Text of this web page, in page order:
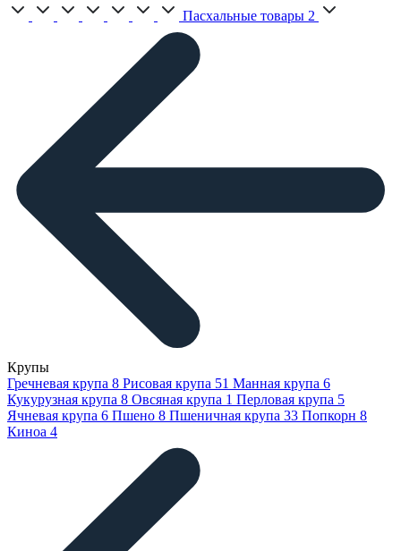
Пасхальные товары 2
Крупы
Гречневая крупа 8 Рисовая крупа 51 Манная крупа 6
Кукурузная крупа 8 Овсяная крупа 1 Перловая крупа 5
Ячневая крупа 6 Пшено 8 Пшеничная крупа 33 Попкорн 8
Киноа 4